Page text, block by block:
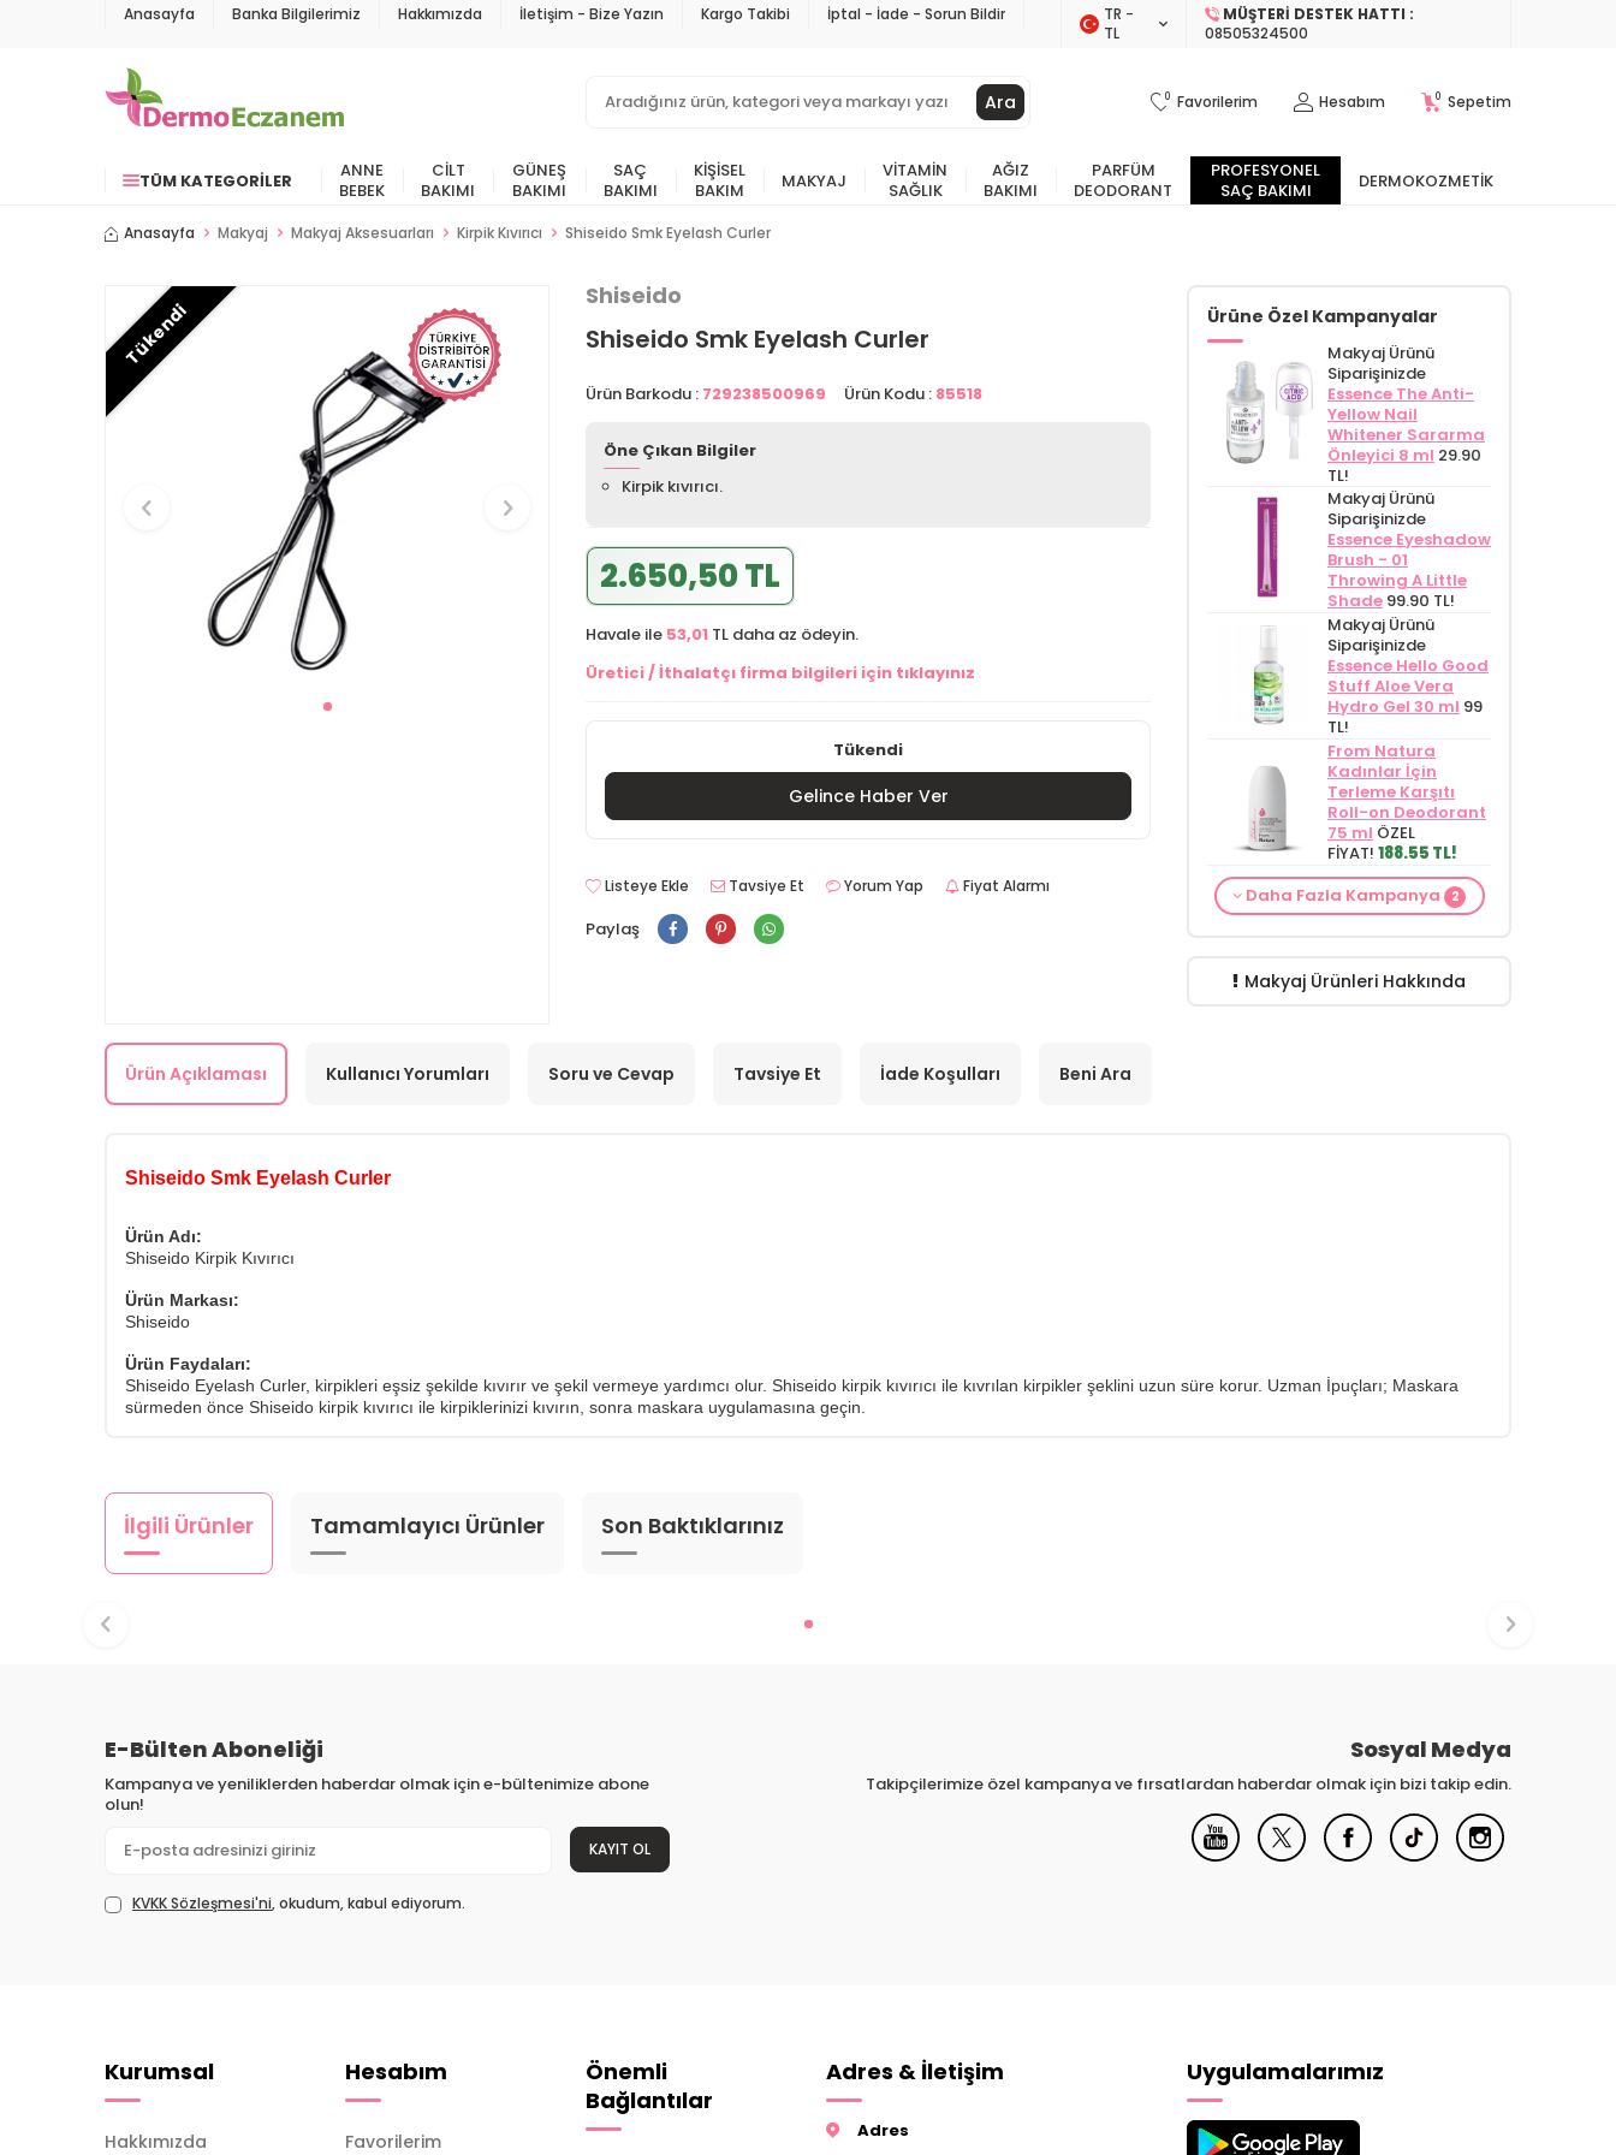
Anasayfa Banka Bilgilerimiz Hakkımızda İletişim - Bize Yazın Kargo Takibi İptal - İade - Sorun Bildir
TR −
TL
MÜŞTERI DESTEK HATTI :
08505324500
Ara 0 Favorilerim Hesabım 0 Sepetim
TÜM KATEGORILER
ANNE
BEBEK
CILT
BAKIMI
GÜNEŞ
BAKIMI
SAÇ
BAKIMI
KIŞISEL
BAKIM
MAKYAJ
VITAMIN
SAĞLIK
AĞIZ
BAKIMI
PARFÜM
DEODORANT
PROFESYONEL
SAÇ BAKIMI
DERMOKOZMETIK
Anasayfa Makyaj Makyaj Aksesuarları Kirpik Kıvırıcı Shiseido Smk Eyelash Curler
Tükendi
Shiseido
Shiseido Smk Eyelash Curler
Ürün Barkodu : 729238500969 Ürün Kodu : 85518
Öne Çıkan Bilgiler
Kirpik kıvırıcı.
2.650,50 TL
Havale ile 53,01 TL daha az ödeyin.
Üretici / İthalatçı firma bilgileri için tıklayınız
Tükendi
Gelince Haber Ver
Listeye Ekle Tavsiye Et Yorum Yap Fiyat Alarmı
Paylaş
Ürüne Özel Kampanyalar
Makyaj Ürünü
Siparişinizde
Essence The Anti-
Yellow Nail
Whitener Sararma
Önleyici 8 ml 29.90
TL!
Makyaj Ürünü
Siparişinizde
Essence Eyeshadow
Brush - 01
Throwing A Little
Shade 99.90 TL!
Makyaj Ürünü
Siparişinizde
Essence Hello Good
Stuff Aloe Vera
Hydro Gel 30 ml 99
TL!
From Natura
Kadınlar İçin
Terleme Karşıtı
Roll-on Deodorant
75 ml ÖZEL
FİYAT! 188.55 TL!
Makyaj Kategorisine
Özel Fiyatİdea
Derma Glikolik Asit
ml279.50 TL!
Makyaj Ürünü
Siparişinizdeİnnova
Wash Gel Purifying
149.90 TL!
Daha Fazla Kampanya 2
Makyaj Ürünleri Hakkında
Ürün Açıklaması Kullanıcı Yorumları Soru ve Cevap Tavsiye Et İade Koşulları Beni Ara
Shiseido Smk Eyelash Curler
Ürün Adı:
Shiseido Kirpik Kıvırıcı
Ürün Markası:
Shiseido
Ürün Faydaları:
Shiseido Eyelash Curler, kirpikleri eşsiz şekilde kıvırır ve şekil vermeye yardımcı olur. Shiseido kirpik kıvırıcı ile kıvrılan kirpikler şeklini uzun süre korur. Uzman İpuçları; Maskara
sürmeden önce Shiseido kirpik kıvırıcı ile kirpiklerinizi kıvırın, sonra maskara uygulamasına geçin.
İlgili Ürünler Tamamlayıcı Ürünler Son Baktıklarınız
E-Bülten Aboneliği
Kampanya ve yeniliklerden haberdar olmak için e-bültenimize abone
olun!
KAYIT OL
KVKK Sözleşmesi'ni, okudum, kabul ediyorum.
Sosyal Medya
Takipçilerimize özel kampanya ve fırsatlardan haberdar olmak için bizi takip edin.
Kurumsal
Hakkımızda
Hesabım
Favorilerim
Önemli
Bağlantılar
Adres & İletişim
Adres
Uygulamalarımız